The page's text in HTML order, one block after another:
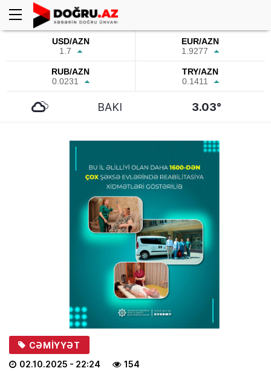
USD/AZN
1.7
EUR/AZN
1.9277
RUB/AZN
0.0231
TRY/AZN
0.1411
BAKI 3.03°
CƏMIYYƏT
02.10.2025 - 22:24 154